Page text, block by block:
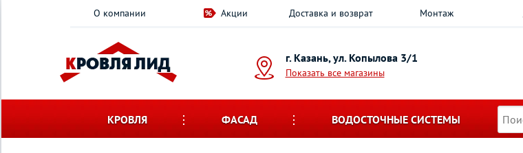
О компании Акции Доставка и возврат Монтаж
г. Казань, ул. Копылова 3/1
Показать все магазины
КРОВЛЯ ФАСАД ВОДОСТОЧНЫЕ СИСТЕМЫ